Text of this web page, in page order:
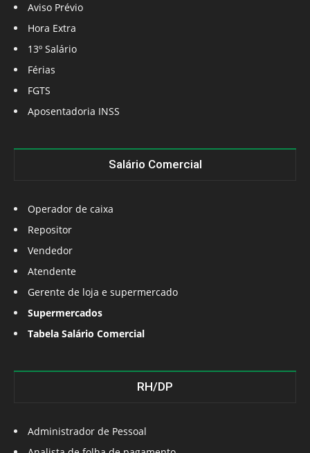
Aviso Prévio
Hora Extra
13º Salário
Férias
FGTS
Aposentadoria INSS
Salário Comercial
Operador de caixa
Repositor
Vendedor
Atendente
Gerente de loja e supermercado
Supermercados
Tabela Salário Comercial
RH/DP
Administrador de Pessoal